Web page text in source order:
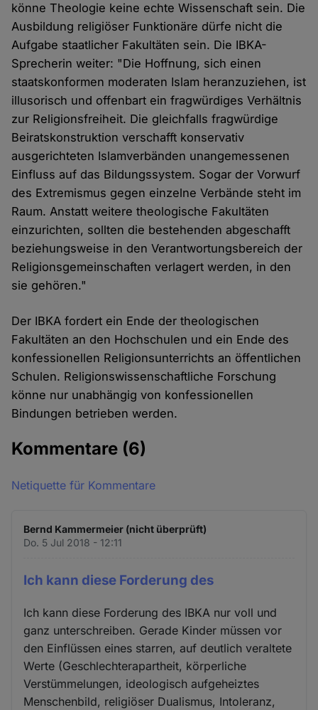
könne Theologie keine echte Wissenschaft sein. Die
Ausbildung religiöser Funktionäre dürfe nicht die
Aufgabe staatlicher Fakultäten sein. Die IBKA-
Sprecherin weiter: "Die Hoffnung, sich einen
staatskonformen moderaten Islam heranzuziehen, ist
illusorisch und offenbart ein fragwürdiges Verhältnis
zur Religionsfreiheit. Die gleichfalls fragwürdige
Beiratskonstruktion verschafft konservativ
ausgerichteten Islamverbänden unangemessenen
Einfluss auf das Bildungssystem. Sogar der Vorwurf
des Extremismus gegen einzelne Verbände steht im
Raum. Anstatt weitere theologische Fakultäten
einzurichten, sollten die bestehenden abgeschafft
beziehungsweise in den Verantwortungsbereich der
Religionsgemeinschaften verlagert werden, in den
sie gehören."
Der IBKA fordert ein Ende der theologischen
Fakultäten an den Hochschulen und ein Ende des
konfessionellen Religionsunterrichts an öffentlichen
Schulen. Religionswissenschaftliche Forschung
könne nur unabhängig von konfessionellen
Bindungen betrieben werden.
Kommentare (6)
Netiquette für Kommentare
Bernd Kammermeier (nicht überprüft)
Do. 5 Jul 2018 - 12:11
Ich kann diese Forderung des
Ich kann diese Forderung des IBKA nur voll und
ganz unterschreiben. Gerade Kinder müssen vor
den Einflüssen eines starren, auf deutlich veraltete
Werte (Geschlechterapartheit, körperliche
Verstümmelungen, ideologisch aufgeheiztes
Menschenbild, religiöser Dualismus, Intoleranz,